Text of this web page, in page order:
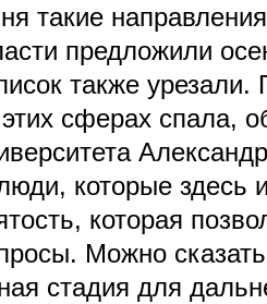
такие
предложили
также
сферах спала,
которые здесь
которая
Можно
стадия для